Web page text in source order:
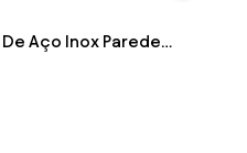
Aço Inox Parede
Azul 600ml 29143